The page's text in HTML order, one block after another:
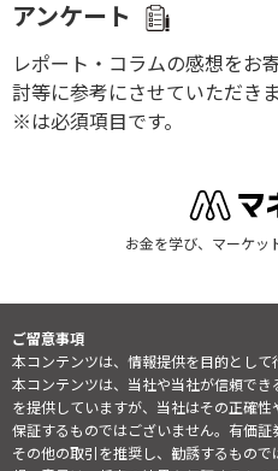
アンケート
レポート・コラムの感想をお
討等に参考にさせていただきま
※は必須項目です。
お金を学び、マーケッ
ご留意事項
本コンテンツは、情報提供を目的として
本コンテンツは、当社や当社が信頼で
を提供していますが、当社はその正確
保証するものではございません。有価証
その他の取引を推奨し、勧誘するもの